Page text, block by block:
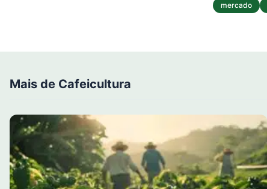
mercado
Mais de Cafeicultura